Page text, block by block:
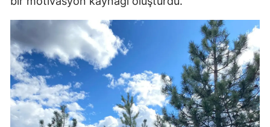
Yozgat
Zonguldak
Aksaray
Bayburt
Karaman